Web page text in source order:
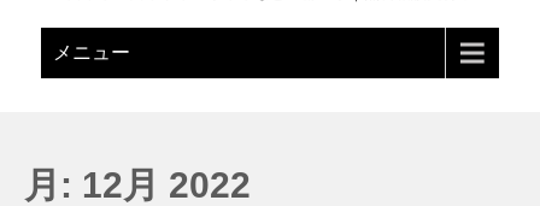
メニュー
月: 12月 2022